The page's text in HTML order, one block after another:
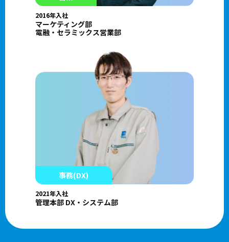
2016年入社
マーケティング部
電融・セラミックス営業部
事務(DX)
2021年入社
管理本部 DX・システム部